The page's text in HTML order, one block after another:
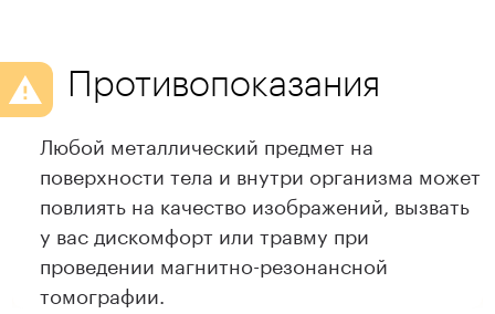
Противопоказания
Любой металлический предмет на
поверхности тела и внутри организма может
повлиять на качество изображений, вызвать
у вас дискомфорт или травму при
проведении магнитно-резонансной
томографии.